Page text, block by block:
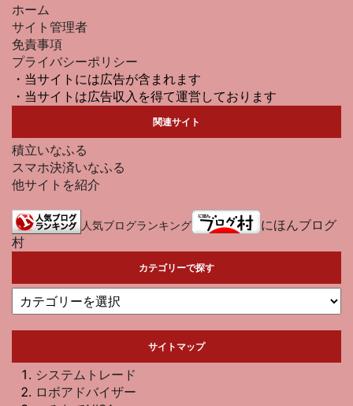
ホーム
サイト管理者
免責事項
プライバシーポリシー
・当サイトには広告が含まれます
・当サイトは広告収入を得て運営しております
関連サイト
積立いなふる
スマホ決済いなふる
他サイトを紹介
人気ブログランキング
にほんブログ
村
カテゴリーで探す
サイトマップ
システムトレード
ロボアドバイザー